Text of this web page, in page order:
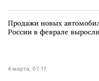
Владивосток
Авто
Продажи новых
России в феврале
4 марта, 07:17